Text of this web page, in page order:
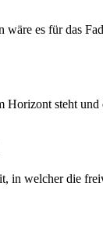
es für das
steht
in welcher die